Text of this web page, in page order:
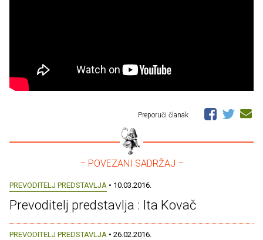
Preporuči članak
– POVEZANI SADRŽAJ –
PREVODITELJ PREDSTAVLJA • 10.03.2016.
Prevoditelj predstavlja : Ita Kovač
PREVODITELJ PREDSTAVLJA • 26.02.2016.